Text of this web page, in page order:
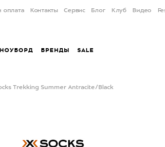
оплата Контакты Сервис Блог Клуб Видео
БРЕНДЫ SALE
Trekking Summer Antracite/Black